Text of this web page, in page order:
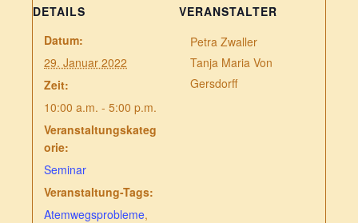
DETAILS
Datum:
29. Januar 2022
Zeit:
10:00 a.m. - 5:00 p.m.
Veranstaltungskateg
orie:
Seminar
Veranstaltung-Tags:
Atemwegsprobleme,
VERANSTALTER
Petra Zwaller
Tanja Maria Von
Gersdorff